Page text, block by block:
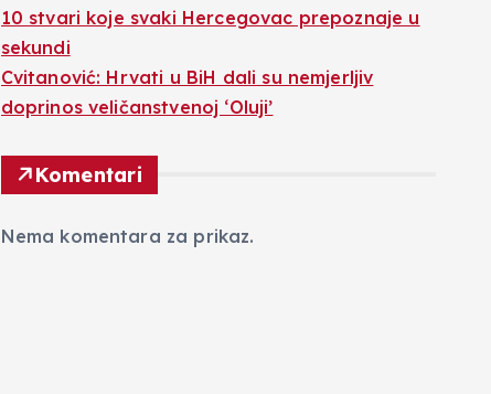
10 stvari koje svaki Hercegovac prepoznaje u
sekundi
Cvitanović: Hrvati u BiH dali su nemjerljiv
doprinos veličanstvenoj ‘Oluji’
Komentari
Nema komentara za prikaz.